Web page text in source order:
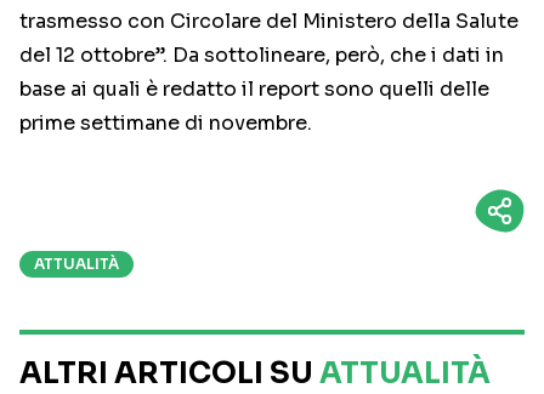
trasmesso con Circolare del Ministero della Salute
del 12 ottobre”. Da sottolineare, però, che i dati in
base ai quali è redatto il report sono quelli delle
prime settimane di novembre.
ATTUALITÀ
ALTRI ARTICOLI SU ATTUALITÀ